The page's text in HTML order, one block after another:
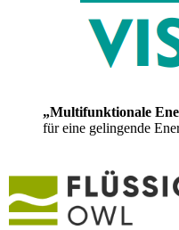
„Multifunktionale
für eine gelingende